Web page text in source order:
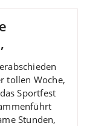
tollen Woche,
Sportfest
Stunden,